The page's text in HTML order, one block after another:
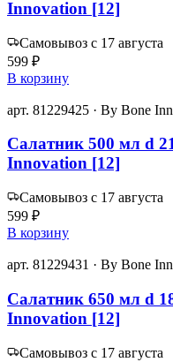
Innovation [12]
Самовывоз с 17 августа
599 ₽
В корзину
арт. 81229425 · By Bone
Салатник 500 мл d
Innovation [12]
Самовывоз с 17 августа
599 ₽
В корзину
арт. 81229431 · By Bone
Салатник 650 мл d
Innovation [12]
Самовывоз с 17 августа